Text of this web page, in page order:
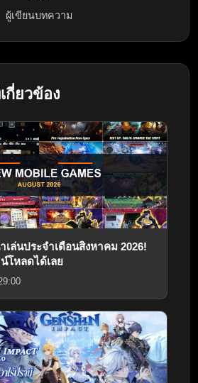
ผู้เขียนบทความ
กี่ยวข้อง
เล่นประจำเดือนสิงหาคม 2026!
โหลดได้เลย